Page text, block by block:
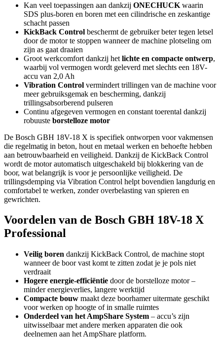
Kan veel toepassingen aan dankzij ONECHUCK waarin
SDS plus-boren en boren met een cilindrische en zeskantige
schacht passen
KickBack Control beschermt de gebruiker beter tegen letsel
door de motor te stoppen wanneer de machine plotseling om
zijn as gaat draaien
Groot werkcomfort dankzij het lichte en compacte ontwerp,
waarbij vol vermogen wordt geleverd met slechts een 18V-
accu van 2,0 Ah
Vibration Control vermindert trillingen van de machine voor
meer gebruiksgemak en bescherming, dankzij
trillingsabsorberend pulseren
Continu afgegeven vermogen en constant toerental dankzij
robuuste borstelloze motor
De Bosch GBH 18V-18 X is specifiek ontworpen voor vakmensen
die regelmatig in beton, hout en metaal werken en behoefte hebben
aan betrouwbaarheid en veiligheid. Dankzij de KickBack Control
wordt de motor automatisch uitgeschakeld bij blokkering van de
boor, wat belangrijk is voor je persoonlijke veiligheid. De
trillingsdemping via Vibration Control helpt bovendien langdurig en
comfortabel te werken, zonder overbelasting van spieren en
gewrichten.
Voordelen van de Bosch GBH 18V-18 X
Professional
Veilig boren dankzij KickBack Control, de machine stopt
wanneer de boor vast komt te zitten zodat je je pols niet
verdraait
Hogere energie-efficiëntie door de borstelloze motor –
minder energieverlies, langere werktijd
Compacte bouw maakt deze boorhamer uitermate geschikt
voor werken op hoogte of in smalle ruimtes
Onderdeel van het AmpShare System – accu’s zijn
uitwisselbaar met andere merken apparaten die ook
deelnemen aan het AmpShare platform.